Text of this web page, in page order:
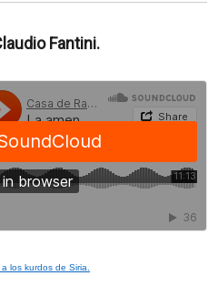
Fantini.
los kurdos de Siria.